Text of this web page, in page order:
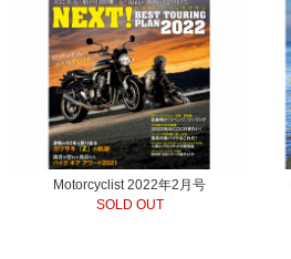
Motorcyclist 2022年2月号
SOLD OUT